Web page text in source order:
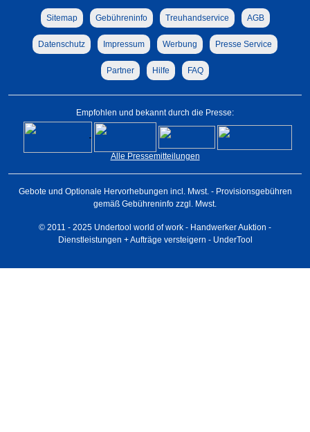
Sitemap Gebühreninfo Treuhandservice AGB
Datenschutz Impressum Werbung Presse Service
Partner Hilfe FAQ
Empfohlen und bekannt durch die Presse:
Alle Pressemitteilungen
Gebote und Optionale Hervorhebungen incl. Mwst. - Provisionsgebühren
gemäß Gebühreninfo zzgl. Mwst.
© 2011 - 2025 Undertool world of work - Handwerker Auktion -
Dienstleistungen + Aufträge versteigern - UnderTool